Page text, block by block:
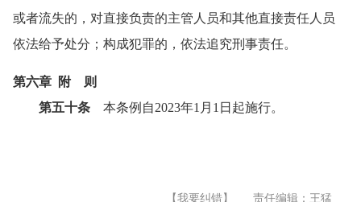
或者流失的，对直接负责的主管人员和其他直接责任人员
依法给予处分；构成犯罪的，依法追究刑事责任。
第六章 附 则
第五十条 本条例自2023年1月1日起施行。
【我要纠错】 责任编辑：王猛